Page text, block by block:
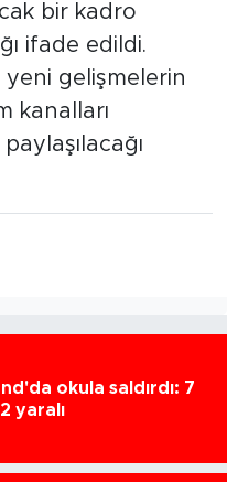
bir kadro
ifade edildi.
gelişmelerin
kanalları
okula saldırdı: 7
yaralı